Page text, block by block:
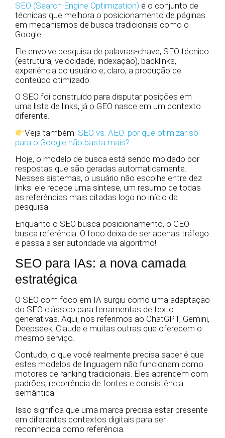
SEO (Search Engine Optimization) é o conjunto de
técnicas que melhora o posicionamento de páginas
em mecanismos de busca tradicionais como o
Google.
Ele envolve pesquisa de palavras-chave, SEO técnico
(estrutura, velocidade, indexação), backlinks,
experiência do usuário e, claro, a produção de
conteúdo otimizado.
O SEO foi construído para disputar posições em
uma lista de links, já o GEO nasce em um contexto
diferente.
Veja também: SEO vs. AEO: por que otimizar só
para o Google não basta mais?
Hoje, o modelo de busca está sendo moldado por
respostas que são geradas automaticamente.
Nesses sistemas, o usuário não escolhe entre dez
links: ele recebe uma síntese, um resumo de todas
as referências mais citadas logo no início da
pesquisa.
Enquanto o SEO busca posicionamento, o GEO
busca referência. O foco deixa de ser apenas tráfego
e passa a ser autoridade via algoritmo!
SEO para IAs: a nova camada
estratégica
O SEO com foco em IA surgiu como uma adaptação
do SEO clássico para ferramentas de texto
generativas. Aqui, nos referimos ao ChatGPT, Gemini,
Deepseek, Claude e muitas outras que oferecem o
mesmo serviço.
Contudo, o que você realmente precisa saber é que
estes modelos de linguagem não funcionam como
motores de ranking tradicionais. Eles aprendem com
padrões, recorrência de fontes e consistência
semântica.
Isso significa que uma marca precisa estar presente
em diferentes contextos digitais para ser
reconhecida como referência.